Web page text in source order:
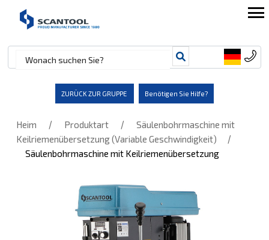
ZURÜCK ZUR GRUPPE Benötigen Sie Hilfe?
Heim / Produktart /
Säulenbohrmaschine mit
Keilriemenübersetzung (Variable Geschwindigkeit)
/
Säulenbohrmaschine mit Keilriemenübersetzung